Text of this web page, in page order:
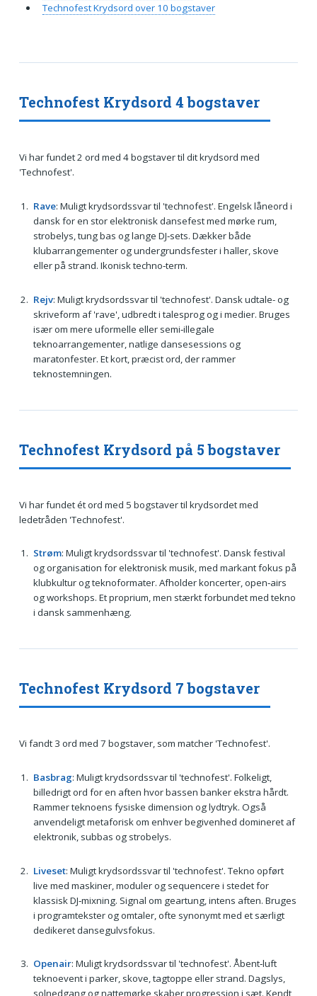
Technofest Krydsord 4 bogstaver
Vi har fundet 2 ord med 4 bogstaver til dit krydsord med
'Technofest'.
Rave: Muligt krydsordssvar til 'technofest'. Engelsk låneord i
dansk for en stor elektronisk dansefest med mørke rum,
strobelys, tung bas og lange DJ‑sets. Dækker både
klubarrangementer og undergrundsfester i haller, skove
eller på strand. Ikonisk techno‑term.
Rejv: Muligt krydsordssvar til 'technofest'. Dansk udtale- og
skriveform af 'rave', udbredt i talesprog og i medier. Bruges
især om mere uformelle eller semi‑illegale
teknoarrangementer, natlige dansesessions og
maratonfester. Et kort, præcist ord, der rammer
teknostemningen.
Technofest Krydsord på 5 bogstaver
Vi har fundet ét ord med 5 bogstaver til krydsordet med
ledetråden 'Technofest'.
Strøm: Muligt krydsordssvar til 'technofest'. Dansk festival
og organisation for elektronisk musik, med markant fokus på
klubkultur og teknoformater. Afholder koncerter, open‑airs
og workshops. Et proprium, men stærkt forbundet med tekno
i dansk sammenhæng.
Technofest Krydsord 7 bogstaver
Vi fandt 3 ord med 7 bogstaver, som matcher 'Technofest'.
Basbrag: Muligt krydsordssvar til 'technofest'. Folkeligt,
billedrigt ord for en aften hvor bassen banker ekstra hårdt.
Rammer teknoens fysiske dimension og lydtryk. Også
anvendeligt metaforisk om enhver begivenhed domineret af
elektronik, subbas og strobelys.
Liveset: Muligt krydsordssvar til 'technofest'. Tekno opført
live med maskiner, moduler og sequencere i stedet for
klassisk DJ‑mixning. Signal om geartung, intens aften. Bruges
i programtekster og omtaler, ofte synonymt med et særligt
dedikeret dansegulvsfokus.
Openair: Muligt krydsordssvar til 'technofest'. Åbent‑luft
teknoevent i parker, skove, tagtoppe eller strand. Dagslys,
solnedgang og nattemørke skaber progression i sæt. Kendt
Technofest Krydsord over 10 bogstaver